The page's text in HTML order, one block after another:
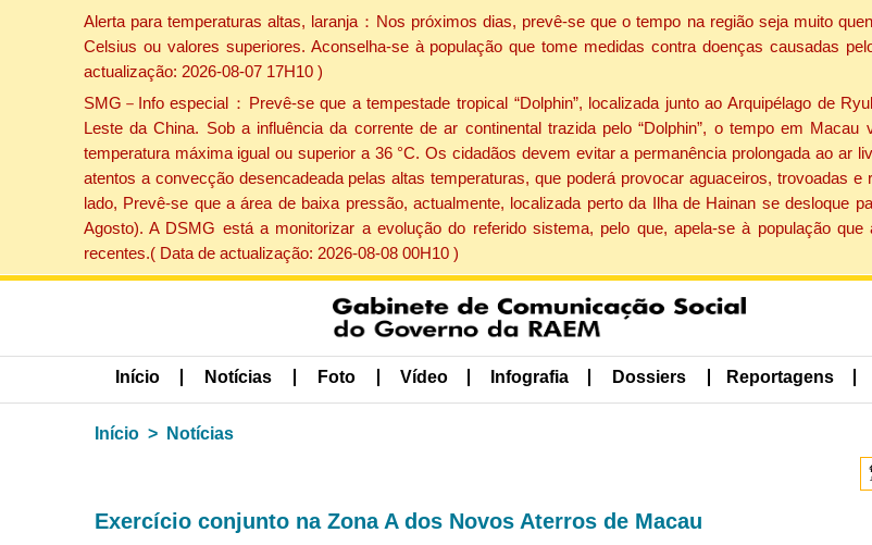
Alerta para temperaturas altas, laranja：Nos próximos dias, prevê-se que o tempo na região seja muito
Celsius ou valores superiores. Aconselha-se à população que tome medidas contra doenças causadas
actualização: 2026-08-07 17H10 )
SMG－Info especial：Prevê-se que a tempestade tropical “Dolphin”, localizada junto ao Arquipélago de
Leste da China. Sob a influência da corrente de ar continental trazida pelo “Dolphin”, o tempo em
temperatura máxima igual ou superior a 36 °C. Os cidadãos devem evitar a permanência prolongada ao ar
atentos a convecção desencadeada pelas altas temperaturas, que poderá provocar aguaceiros, trovoadas
lado, Prevê-se que a área de baixa pressão, actualmente, localizada perto da Ilha de Hainan se desloque
Agosto). A DSMG está a monitorizar a evolução do referido sistema, pelo que, apela-se à população
recentes.( Data de actualização: 2026-08-08 00H10 )
Início Notícias Foto Vídeo Infografia Dossiers Reportagens
Início Notícias
Exercício conjunto na Zona A dos Novos Aterros de Macau